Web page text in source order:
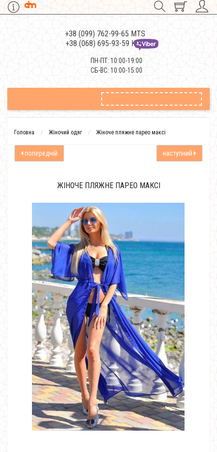
+38 (099) 762-99-65 MTS
+38 (068) 695-93-59 Kievstar
ПН-ПТ: 10:00-19:00
СБ-ВС: 10:00-15:00
Головна Жіночий одяг Жіноче пляжне парео максі
попередній наступний
ЖІНОЧЕ ПЛЯЖНЕ ПАРЕО МАКСІ